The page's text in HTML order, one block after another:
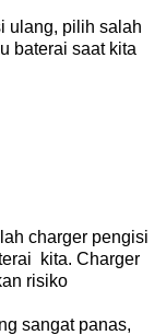
ulang, pilih salah
baterai saat kita
charger pengisi
kita. Charger
risiko
sangat panas,